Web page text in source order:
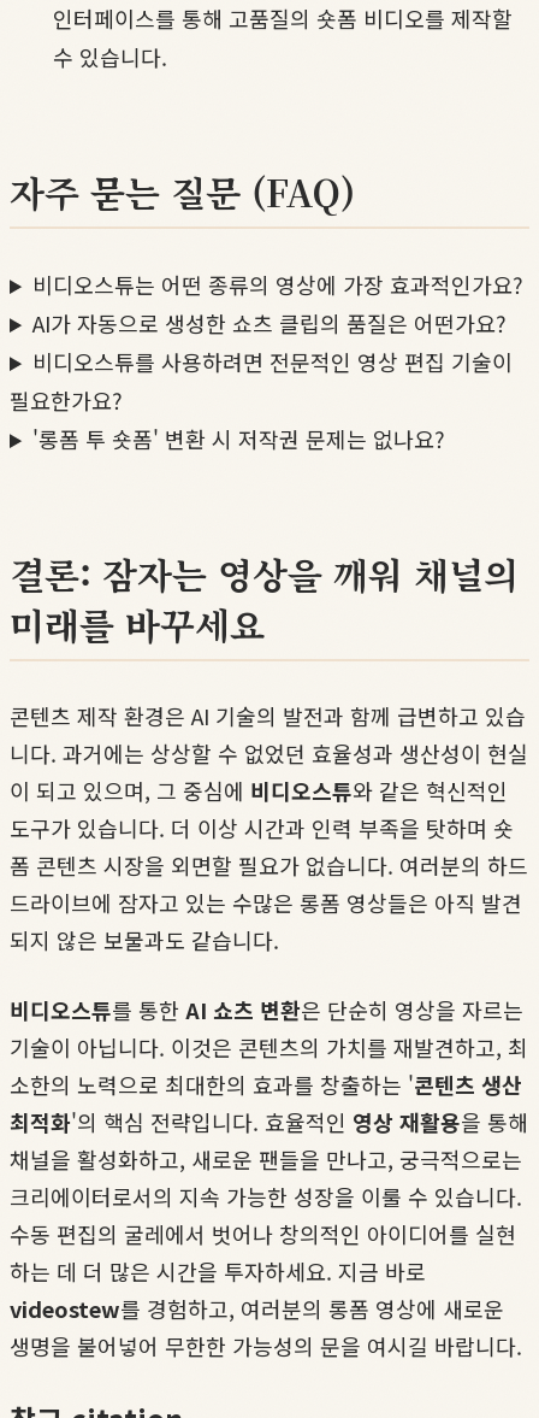
인터페이스를 통해 고품질의 숏폼 비디오를 제작할
수 있습니다.
자주 묻는 질문 (FAQ)
비디오스튜는 어떤 종류의 영상에 가장 효과적인가요?
AI가 자동으로 생성한 쇼츠 클립의 품질은 어떤가요?
비디오스튜를 사용하려면 전문적인 영상 편집 기술이
필요한가요?
'롱폼 투 숏폼' 변환 시 저작권 문제는 없나요?
결론: 잠자는 영상을 깨워 채널의
미래를 바꾸세요
콘텐츠 제작 환경은 AI 기술의 발전과 함께 급변하고 있습
니다. 과거에는 상상할 수 없었던 효율성과 생산성이 현실
이 되고 있으며, 그 중심에 비디오스튜와 같은 혁신적인
도구가 있습니다. 더 이상 시간과 인력 부족을 탓하며 숏
폼 콘텐츠 시장을 외면할 필요가 없습니다. 여러분의 하드
드라이브에 잠자고 있는 수많은 롱폼 영상들은 아직 발견
되지 않은 보물과도 같습니다.
비디오스튜를 통한 AI 쇼츠 변환은 단순히 영상을 자르는
기술이 아닙니다. 이것은 콘텐츠의 가치를 재발견하고, 최
소한의 노력으로 최대한의 효과를 창출하는 '콘텐츠 생산
최적화'의 핵심 전략입니다. 효율적인 영상 재활용을 통해
채널을 활성화하고, 새로운 팬들을 만나고, 궁극적으로는
크리에이터로서의 지속 가능한 성장을 이룰 수 있습니다.
수동 편집의 굴레에서 벗어나 창의적인 아이디어를 실현
하는 데 더 많은 시간을 투자하세요. 지금 바로
videostew를 경험하고, 여러분의 롱폼 영상에 새로운
생명을 불어넣어 무한한 가능성의 문을 여시길 바랍니다.